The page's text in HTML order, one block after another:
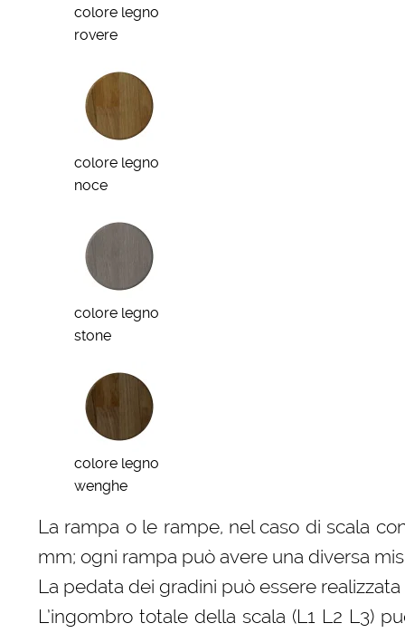
colore legno
rovere
colore legno
noce
colore legno
stone
colore legno
wenghe
La rampa o le rampe, nel caso di scala
mm; ogni rampa può avere una diversa
La pedata dei gradini può essere
L’ingombro totale della scala (L1 L2 L3)